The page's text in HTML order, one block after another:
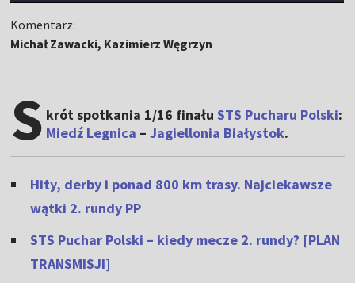
Komentarz:
Michał Zawacki, Kazimierz Węgrzyn
S krót spotkania 1/16 finałuSTS Pucharu Polski:
Miedź Legnica –Jagiellonia Białystok.
Hity, derby i ponad 800 km trasy. Najciekawsze
wątki 2. rundy PP
STS Puchar Polski – kiedy mecze 2. rundy? [PLAN
TRANSMISJI]